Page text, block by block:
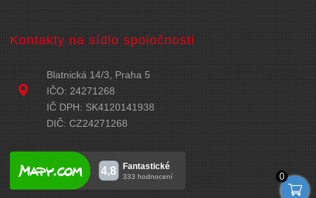
Kontakty na sídlo spoločnosti
Blatnická 14/3, Praha 5
IČO: 24271268
IČ DPH: SK4120141938
DIČ: CZ24271268
0